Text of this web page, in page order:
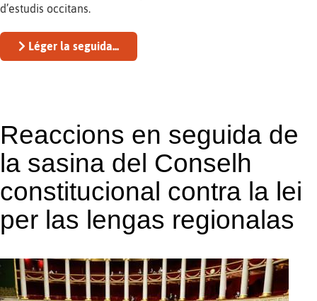
d’estudis occitans.
Léger la seguida...
Reaccions en seguida de
la sasina del Conselh
constitucional contra la lei
per las lengas regionalas